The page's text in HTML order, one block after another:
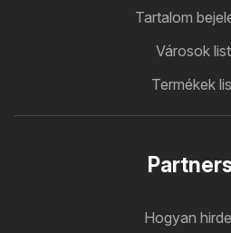
Tartalom
Városok
Termékek
Hogyan